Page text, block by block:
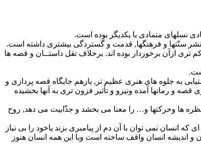
نسلهاى متمادى با یکدیگر بوده است.
نشر سنّتها و فرهنگها, قدمت و گستردگى بیشترى داشته است.
ازآن برخوردار بوده اند. برخلاف نقل داستــان و قصه ها
به جلوه هاى هنرى عظیم تر, بازهم جایگاه قصه پردازى و
و رمانها آمده ونیرو و تأثیر فزون ترى به آنها بخشیده
ها وحرکتها و… را معنا مى بخشد و جذّابیت مى دهد, روح
نمى توان با آن دم از پیامبرى بزند یاخود را بى نیاز
و اندیشه انسان واقف ساخته است وبا این همه انسان هنوز